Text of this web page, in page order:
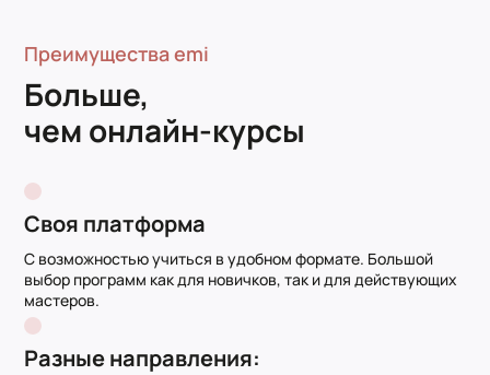
Преимущества emi
Больше,
чем онлайн-курсы
Своя платформа
С возможностью учиться в удобном формате. Большой
выбор программ как для новичков, так и для действующих
мастеров.
Разные направления: